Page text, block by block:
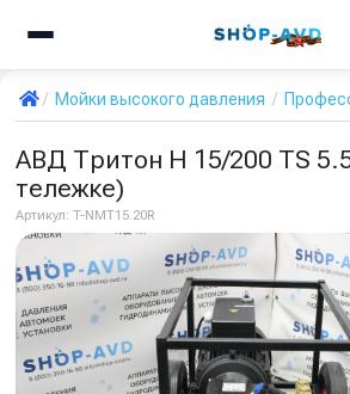
Мойки высокого давления
АВД Тритон H 15/200 TS
тележке)
Артикул: T-NMT15.20R